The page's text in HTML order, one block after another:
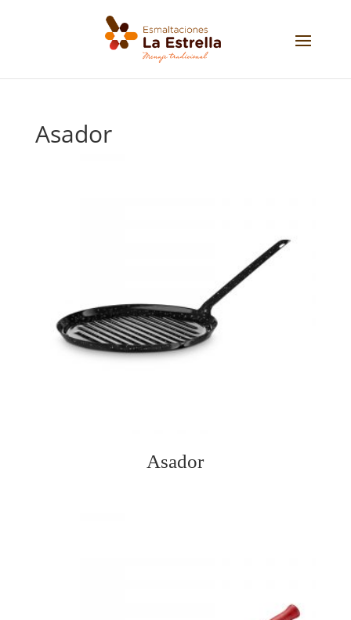
Asador
Asador